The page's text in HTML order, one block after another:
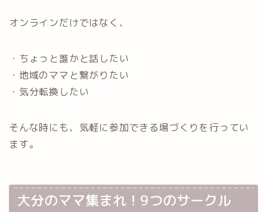
オンラインだけではなく、
・ちょっと誰かと話したい
・地域のママと繋がりたい
・気分転換したい
そんな時にも、気軽に参加できる場づくりを行ってい
ます。
大分のママ集まれ！9つのサークル